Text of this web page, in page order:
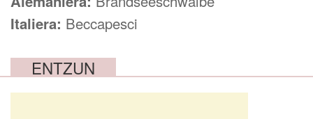
Italiera: Beccapesci
ENTZUN